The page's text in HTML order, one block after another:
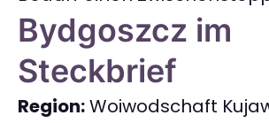
Bydgoszcz im
Steckbrief
Region:Woiwodschaft